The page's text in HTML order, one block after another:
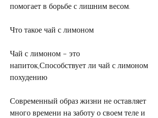
помогает в борьбе с лишним весом.
Что такое чай с лимоном
Чай с лимоном – это
напиток,Способствует ли чай с лимоном
похудению
Современный образ жизни не оставляет
много времени на заботу о своем теле и